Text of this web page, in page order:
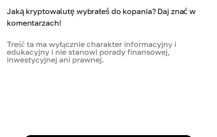
Jaką kryptowalutę wybrałeś do kopania? Daj znać w
komentarzach!
Treść ta ma wyłącznie charakter informacyjny i
edukacyjny i nie stanowi porady finansowej,
inwestycyjnej ani prawnej.